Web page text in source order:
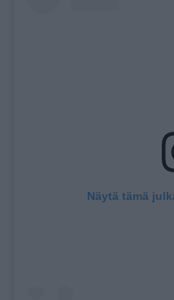
Näytä tämä